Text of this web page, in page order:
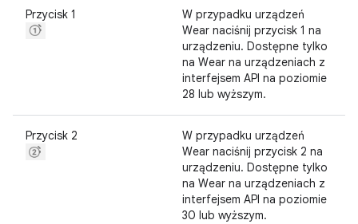
Przycisk 1
W przypadku urządzeń
Wear naciśnij przycisk 1 na
urządzeniu. Dostępne tylko
na Wear na urządzeniach z
interfejsem API na poziomie
28 lub wyższym.
Przycisk 2
W przypadku urządzeń
Wear naciśnij przycisk 2 na
urządzeniu. Dostępne tylko
na Wear na urządzeniach z
interfejsem API na poziomie
30 lub wyższym.